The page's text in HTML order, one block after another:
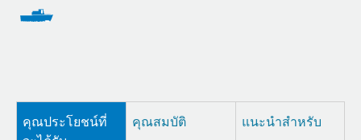
คุณประโยชน์ที่
คุณสมบัติ แนะนำสำหรับ